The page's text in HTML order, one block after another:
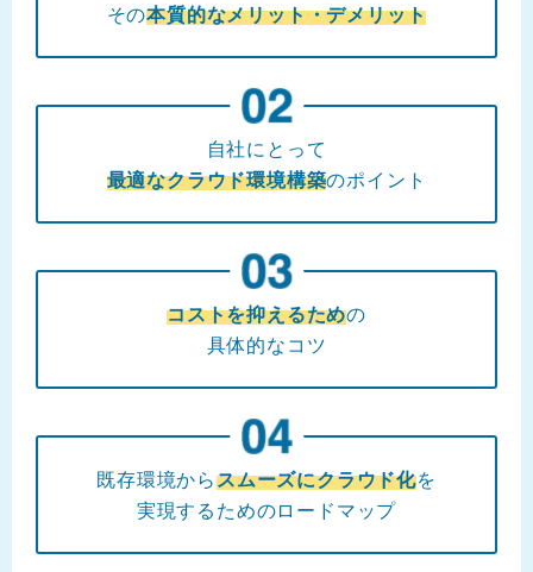
その本質的なメリット・デメリット
自社にとって
最適なクラウド環境構築のポイント
コストを抑えるための
具体的なコツ
既存環境からスムーズにクラウド化を
実現するためのロードマップ